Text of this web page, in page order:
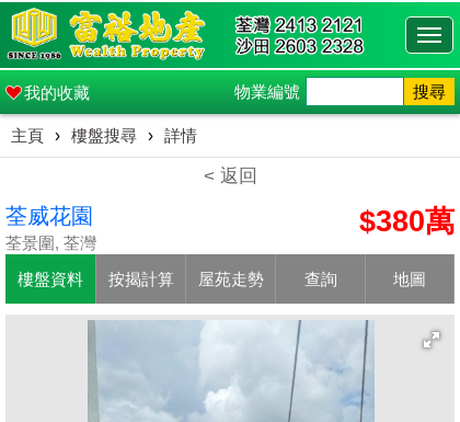
我的收藏 物業編號 搜尋
主頁 › 樓盤搜尋 › 詳情
< 返回
荃威花園
荃景圍, 荃灣
$380萬
樓盤資料 按揭計算 屋苑走勢 查詢 地圖